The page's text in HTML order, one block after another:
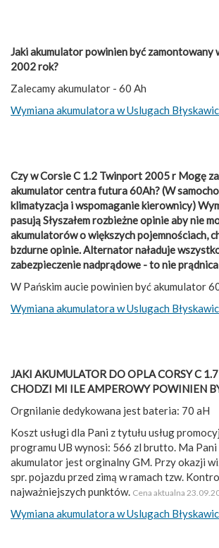
Jaki akumulator powinien być zamontowany
2002 rok?
Zalecamy akumulator - 60 Ah
Wymiana akumulatora w Uslugach
Czy w Corsie C 1.2 Twinport 2005 r Mogę
akumulator centra futura 60Ah? (W
klimatyzacja i wspomaganie kierownicy)
pasują Słyszałem rozbieżne opinie aby nie
akumulatorów o większych pojemnościach,
bzdurne opinie. Alternator naładuje
zabezpieczenie nadprądowe - to nie
W Pańskim aucie powinien być akumulator
Wymiana akumulatora w Uslugach
JAKI AKUMULATOR DO OPLA CORSY C
CHODZI MI ILE AMPEROWY POWINIEN
Orgnilanie dedykowana jest bateria: 70 aH
Koszt usługi dla Pani z tytułu usług
programu UB wynosi: 566 zl brutto. Ma Pani
akumulator jest orginalny GM. Przy okazji
spr. pojazdu przed zimą w ramach tzw.
najważniejszych punktów. Cena aktualna
Wymiana akumulatora w Uslugach